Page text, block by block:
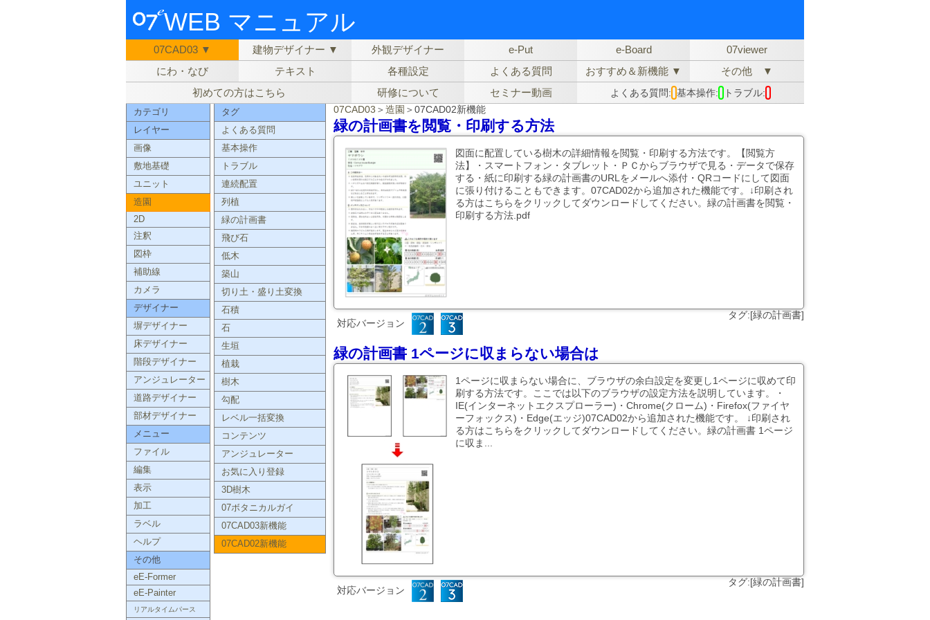
WEB マニュアル
07CAD03 ▼ 建物デザイナー ▼ 外観デザイナー e-Put e-Board
07viewer
にわ・なび
テキスト 各種設定 よくある質問 おすすめ＆新機能 ▼
その他 ▼
初めての方はこちら
研修について セミナー動画 よくある質問: 基本操作: トラブル:
カテゴリ
レイヤー
画像
敷地基礎
ユニット
造園
2D
注釈
図枠
補助線
カメラ
デザイナー
塀デザイナー
床デザイナー
階段デザイナー
アンジュレーター
道路デザイナー
部材デザイナー
メニュー
ファイル
編集
表示
加工
ラベル
ヘルプ
その他
eE-Former
eE-Painter
リアルタイムパース
タグ
よくある質問
基本操作
トラブル
連続配置
列植
緑の計画書
飛び石
低木
築山
切り土・盛り土変換
石積
石
生垣
植栽
樹木
勾配
レベル一括変換
コンテンツ
アンジュレーター
お気に入り登録
3D樹木
07ボタニカルガイ
07CAD03新機能
07CAD02新機能
07CAD03 ＞造園 ＞07CAD02新機能
緑の計画書を閲覧・印刷する方法
図面に配置している樹木の詳細情報を閲覧・印刷する方法です。【閲覧方
法】・スマートフォン・タブレット・ＰＣからブラウザで見る・データで保存
する・紙に印刷する緑の計画書のURLをメールへ添付・QRコードにして図面
に張り付けることもできます。07CAD02から追加された機能です。↓印刷され
る方はこちらをクリックしてダウンロードしてください。緑の計画書を閲覧・
印刷する方法.pdf
対応バージョン
タグ:[緑の計画書]
緑の計画書 1ページに収まらない場合は
1ページに収まらない場合に、ブラウザの余白設定を変更し1ページに収めて印
刷する方法です。ここでは以下のブラウザの設定方法を説明しています。・
IE(インターネットエクスプローラー)・Chrome(クローム)・Firefox(ファイヤ
ーフォックス)・Edge(エッジ)07CAD02から追加された機能です。 ↓印刷され
る方はこちらをクリックしてダウンロードしてください。緑の計画書 1ページ
に収ま...
対応バージョン
タグ:[緑の計画書]